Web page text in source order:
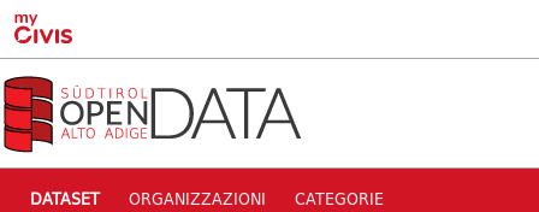
Skip to main content
DATASET ORGANIZZAZIONI CATEGORIE